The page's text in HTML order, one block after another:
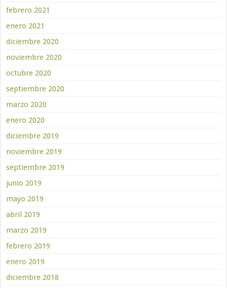
febrero 2021
enero 2021
diciembre 2020
noviembre 2020
octubre 2020
septiembre 2020
marzo 2020
enero 2020
diciembre 2019
noviembre 2019
septiembre 2019
junio 2019
mayo 2019
abril 2019
marzo 2019
febrero 2019
enero 2019
diciembre 2018